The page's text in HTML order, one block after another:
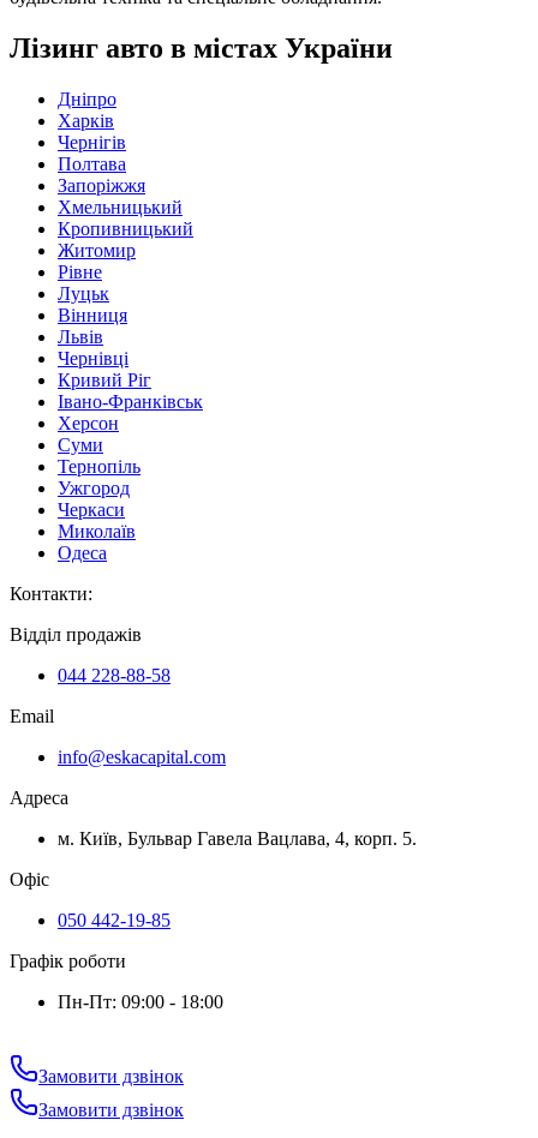
Лізинг авто в містах України
Дніпро
Харків
Чернігів
Полтава
Запоріжжя
Хмельницький
Кропивницький
Житомир
Рівне
Луцьк
Вінниця
Львів
Чернівці
Кривий Ріг
Івано-Франківськ
Херсон
Суми
Тернопіль
Ужгород
Черкаси
Миколаїв
Одеса
Контакти:
Відділ продажів
044 228-88-58
Email
info@eskacapital.com
Адреса
м. Київ, Бульвар Гавела Вацлава, 4, корп. 5.
Офіс
050 442-19-85
Графік роботи
Пн-Пт: 09:00 - 18:00
Замовити дзвінок
Замовити дзвінок